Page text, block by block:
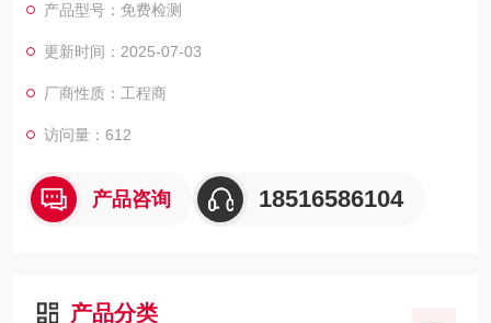
给我公司处理，另外公司基恩士模拟测试平台等在线测速仪都齐
全，在加上基恩士维修团队，可以确保基恩士视觉控制器维修成
户的认可
产品型号：免费检测
更新时间：2025-07-03
厂商性质：工程商
访问量：612
产品咨询 18516586104
产品分类